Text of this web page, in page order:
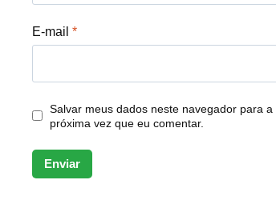
E-mail*
Salvar meus dados neste navegador para a
próxima vez que eu comentar.